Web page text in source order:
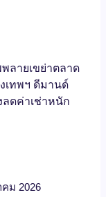
ลายเขย่าตลาด
เทพฯ ดีมานด์
ดค่าเช่าหนัก
คม 2026